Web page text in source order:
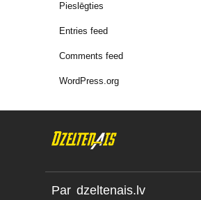
Pieslēgties
Entries feed
Comments feed
WordPress.org
Par dzeltenais.lv